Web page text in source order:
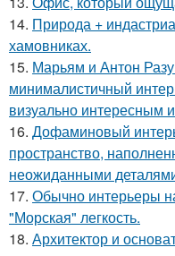
14. Природа +
хамовниках.
15. Марьям и Антон
минималистичный
визуально интересным
16. Дофаминовый
пространство,
неожиданными
17. Обычно интерьеры
"Морская" легкость.
18. Архитектор и